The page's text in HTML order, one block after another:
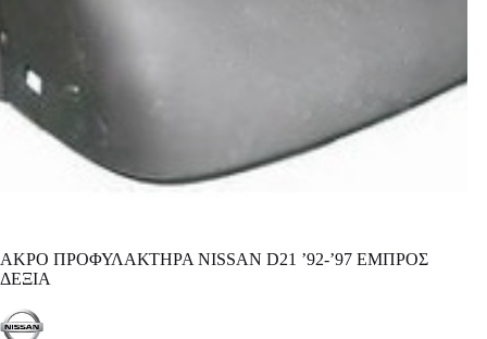
ΑΚΡΟ ΠΡΟΦΥΛΑΚΤΗΡΑ NISSAN D21 ’92-’97 ΕΜΠΡΟΣ
ΔΕΞΙΑ